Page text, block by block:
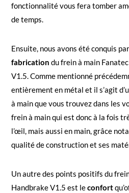
fonctionnalité vous fera tomber
de temps.
Ensuite, nous avons été conquis
fabrication du frein à main
V1.5. Comme mentionné
entièrement en métal et il s’agit
à main que vous trouvez dans les
frein à main qui est donc à la fois
l’œil, mais aussi en main, grâce
qualité de construction et ses
Un autre des points positifs du
Handbrake V1.5 est leconfort